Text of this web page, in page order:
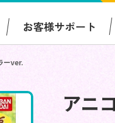
お客様サポート
ーver.
アニ